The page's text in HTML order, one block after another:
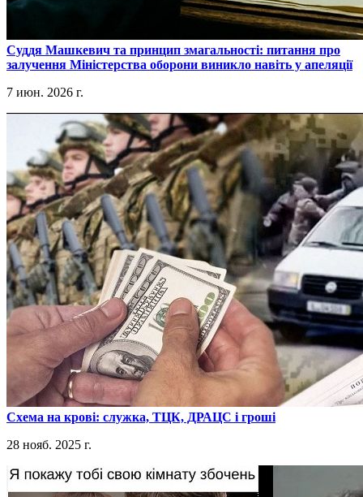
​Суддя Машкевич та принцип змагальності: питання про
залучення Міністерства оборони виникло навіть у апеляції
7 июн. 2026 г.
​Схема на крові: служка, ТЦК, ДРАЦС і гроші
28 нояб. 2025 г.